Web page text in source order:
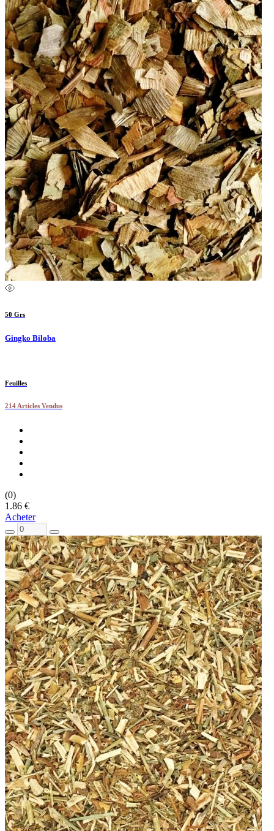
50 Grs
Gingko Biloba
Feuilles
214 Articles Vendus
(0)
1.86 €
Acheter